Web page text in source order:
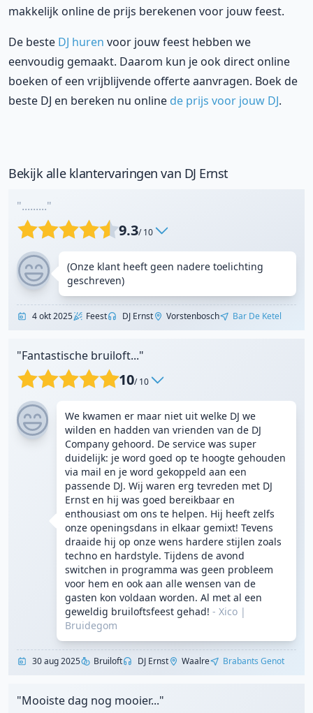
makkelijk online de prijs berekenen voor jouw feest.
De beste DJ huren voor jouw feest hebben we
eenvoudig gemaakt. Daarom kun je ook direct online
boeken of een vrijblijvende offerte aanvragen. Boek de
beste DJ en bereken nu online de prijs voor jouw DJ.
Bekijk alle klantervaringen van DJ Ernst
"........."
9.3/ 10
(Onze klant heeft geen nadere toelichting
geschreven)
4 okt 2025 Feest DJ Ernst Vorstenbosch Bar De Ketel
"Fantastische bruiloft..."
10/ 10
We kwamen er maar niet uit welke DJ we
wilden en hadden van vrienden van de DJ
Company gehoord. De service was super
duidelijk: je word goed op te hoogte gehouden
via mail en je word gekoppeld aan een
passende DJ. Wij waren erg tevreden met DJ
Ernst en hij was goed bereikbaar en
enthousiast om ons te helpen. Hij heeft zelfs
onze openingsdans in elkaar gemixt! Tevens
draaide hij op onze wens hardere stijlen zoals
techno en hardstyle. Tijdens de avond
switchen in programma was geen probleem
voor hem en ook aan alle wensen van de
gasten kon voldaan worden. Al met al een
geweldig bruiloftsfeest gehad! - Xico |
Bruidegom
30 aug 2025 Bruiloft DJ Ernst Waalre Brabants Genot
"Mooiste dag nog mooier..."